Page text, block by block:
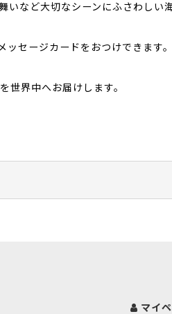
など大切なシーンにふさわしい
セージカードをおつけできます
世界中へお届けします。
マイ